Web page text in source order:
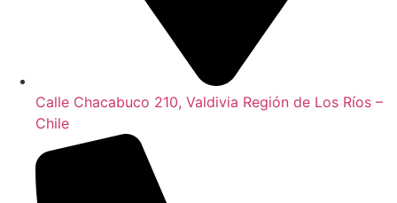
Calle Chacabuco 210, Valdivia Región de Los Ríos –
Chile